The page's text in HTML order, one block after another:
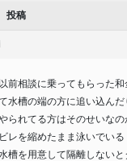
投稿
以前相談に乗ってもらった
水槽の端の方に追い込ん
られてる方はそのせいな
ビレを縮めたまま泳いでい
槽を用意して隔離しない